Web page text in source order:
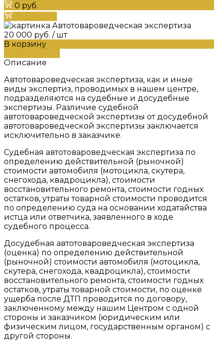
0 руб.
20 000 руб. / шт
В корзину
Описание
Автотовароведческая экспертиза, как и иные
виды экспертиз, проводимых в нашем центре,
подразделяются на судебные и досудебные
экспертизы. Различие судебной
автотовароведческой экспертизы от досудебной
автотовароведческой экспертизы заключается
исключительно в заказчике.
Судебная автотовароведческая экспертиза по
определению действительной (рыночной)
стоимости автомобиля (мотоцикла, скутера,
снегохода, квадроцикла), стоимости
восстановительного ремонта, стоимости годных
остатков, утраты товарной стоимости проводится
по определению суда на основании ходатайства
истца или ответчика, заявленного в ходе
судебного процесса.
Досудебная автотовароведческая экспертиза
(оценка) по определению действительной
(рыночной) стоимости автомобиля (мотоцикла,
скутера, снегохода, квадроцикла), стоимости
восстановительного ремонта, стоимости годных
остатков, утраты товарной стоимости, по оценке
ущерба после ДТП проводится по договору,
заключенному между нашим Центром с одной
стороны и заказчиком (юридическим или
физическим лицом, государственным органом) с
другой стороны.